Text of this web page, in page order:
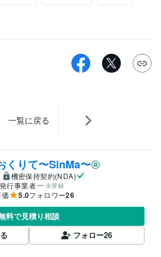
一覧に戻る
くりて〜SinMa〜
機密保持契約(NDA)
行事業者
未登録
5.0フォロワー26
料で見積り相談
フォロー26